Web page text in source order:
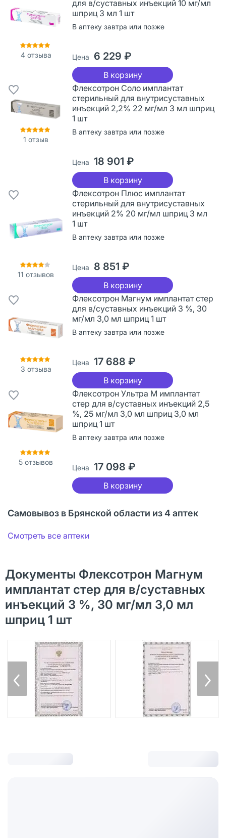
4отзыва
для в/суставных инъекций 10 мг/мл
шприц 3 мл 1 шт
В аптеку завтра или позже
Цена 6 229 ₽
В корзину
1 отзыв
Флексотрон Соло имплантат
стерильный для внутрисуставных
инъекций 2,2% 22 мг/мл 3 мл шприц
1 шт
В аптеку завтра или позже
Цена 18 901 ₽
В корзину
11 отзывов
Флексотрон Плюс имплантат
стерильный для внутрисуставных
инъекций 2% 20 мг/мл шприц 3 мл
1 шт
В аптеку завтра или позже
Цена 8 851 ₽
В корзину
3 отзыва
Флексотрон Магнум имплантат стер
для в/суставных инъекций 3 %, 30
мг/мл 3,0 мл шприц 1 шт
В аптеку завтра или позже
Цена 17 688 ₽
В корзину
5 отзывов
Флексотрон Ультра М имплантат
стер для в/суставных инъекций 2,5
%, 25 мг/мл 3,0 мл шприц 3,0 мл
шприц 1 шт
В аптеку завтра или позже
Цена 17 098 ₽
В корзину
Самовывоз в Брянской области из 4 аптек
Смотреть все аптеки
Документы Флексотрон Магнум
имплантат стер для в/суставных
инъекций 3 %, 30 мг/мл 3,0 мл
шприц 1 шт